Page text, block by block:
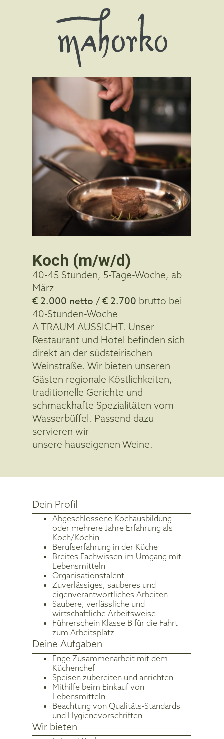
Koch (m/w/d)
40-45 Stunden, 5-Tage-Woche, ab
März
€ 2.000 netto / € 2.700 brutto bei
40-Stunden-Woche
A TRAUM AUSSICHT. Unser
Restaurant und Hotel befinden sich
direkt an der südsteirischen
Weinstraße. Wir bieten unseren
Gästen regionale Köstlichkeiten,
traditionelle Gerichte und
schmackhafte Spezialitäten vom
Wasserbüffel. Passend dazu
servieren wir
unsere hauseigenen Weine.
Dein Profil
Abgeschlossene Kochausbildung
oder mehrere Jahre Erfahrung als
Koch/Köchin
Berufserfahrung in der Küche
Breites Fachwissen im Umgang mit
Lebensmitteln
Organisationstalent
Zuverlässiges, sauberes und
eigenverantwortliches Arbeiten
Saubere, verlässliche und
wirtschaftliche Arbeitsweise
Führerschein Klasse B für die Fahrt
zum Arbeitsplatz
Deine Aufgaben
Enge Zusammenarbeit mit dem
Küchenchef
Speisen zubereiten und anrichten
Mithilfe beim Einkauf von
Lebensmitteln
Beachtung von Qualitäts-Standards
und Hygienevorschriften
Wir bieten